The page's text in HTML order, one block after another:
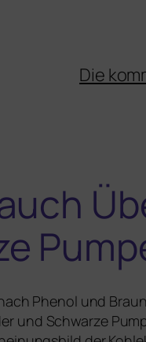
Die
Phenol und
und Schwarze